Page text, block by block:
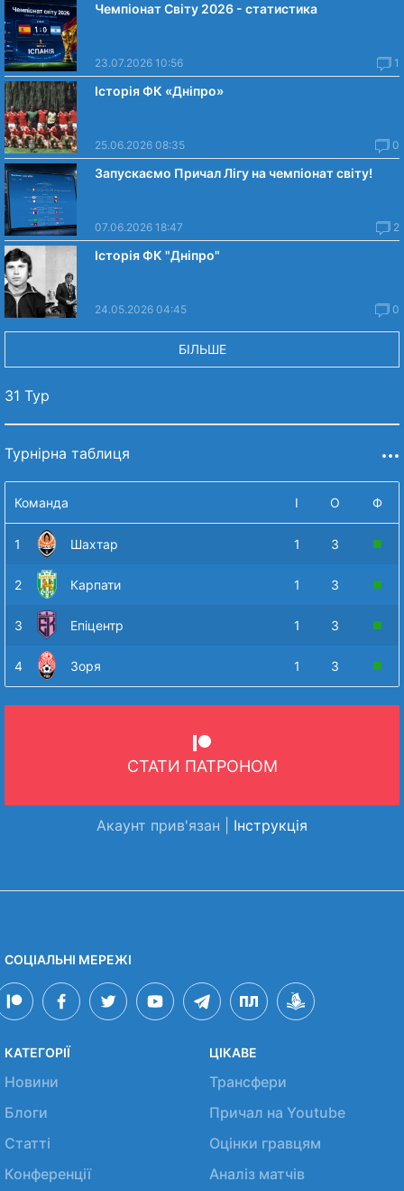
Чемпіонат Світу 2026 - статистика
23.07.2026 10:56 1
Історія ФК «Дніпро»
25.06.2026 08:35 0
Запускаємо Причал Лігу на чемпіонат світу!
07.06.2026 18:47 2
Історія ФК "Дніпро"
24.05.2026 04:45 0
БІЛЬШЕ
31 Тур
Турнірна таблиця
Команда І О Ф
1 Шахтар 1 3
2 Карпати 1 3
3 Епіцентр 1 3
4 Зоря 1 3
СТАТИ ПАТРОНОМ
Акаунт прив'язан | Інструкція
СОЦІАЛЬНІ МЕРЕЖІ
КАТЕГОРІЇ
Новини
Блоги
Статті
Конференції
ЦІКАВЕ
Трансфери
Причал на Youtube
Оцінки гравцям
Аналіз матчів